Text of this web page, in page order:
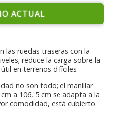
ACTUAL
las ruedas traseras con la
reduce la carga sobre la
en terrenos difíciles
no son todo; el manillar
a 106, 5 cm se adapta a la
comodidad, está cubierto